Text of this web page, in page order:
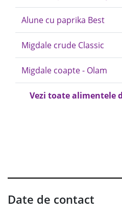
Alune cu paprika Best
Migdale crude Classic
Migdale coapte - Olam
Vezi toate alimentele
Date de contact